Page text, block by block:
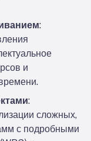
:
и
:
сложных,
с подробными